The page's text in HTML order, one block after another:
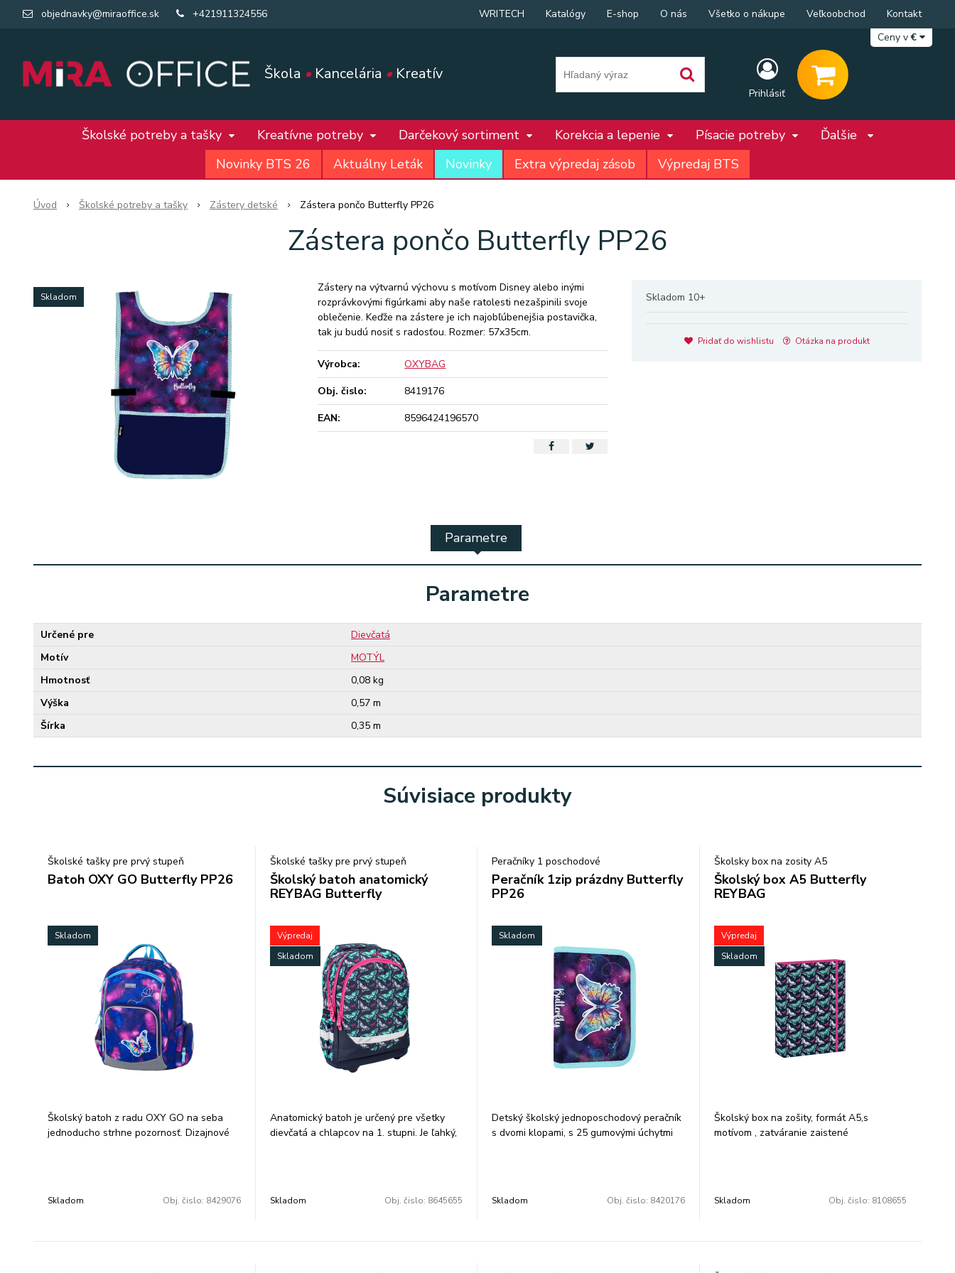
Škola •Kancelária •Kreatív
objednavky@miraoffice.sk +421911324556
Prihlásiť
WRITECH Katalógy E-shop O nás Všetko o nákupe Veľkoobchod
Kontakt
Ceny v€
Školské potreby a tašky Kreatívne potreby Darčekový sortiment Korekcia a lepenie Písacie potreby
Ďalšie
Novinky BTS 26
Aktuálny Leták Novinky Extra výpredaj zásob Výpredaj BTS
Úvod Školské potreby a tašky Zástery detské Zástera pončo Butterfly PP26
Zástera pončo Butterfly PP26
Skladom Skladom 10+
Pridať do wishlistu Otázka na produkt
Zástery na výtvarnú výchovu s motívom Disney alebo inými
rozprávkovými figúrkami aby naše ratolesti nezašpinili svoje
oblečenie. Keďže na zástere je ich najobľúbenejšia postavička,
tak ju budú nosiť s radosťou. Rozmer: 57x35cm.
Výrobca:
OXYBAG
Obj. čislo:
8419176
EAN:
8596424196570
Parametre
Parametre
Určené pre
Dievčatá
Motív
MOTÝL
Hmotnosť
0,08 kg
Výška
0,57 m
Šírka
0,35 m
Súvisiace produkty
Školské tašky pre prvý stupeň
Batoh OXY GO Butterfly PP26
Skladom
Školský batoh z radu OXY GO na seba
jednoducho strhne pozornosť. Dizajnové
najlepším kamošom každého školáka.
Skladom Obj. čislo: 8429076
Školské tašky pre prvý stupeň
Školský batoh anatomický
REYBAG Butterfly
Výpredaj
Skladom
Anatomický batoh je určený pre všetky
dievčatá a chlapcov na 1. stupni. Je ľahký,
držanie tela. Mäkké ramenné popruhy
Skladom Obj. čislo: 8645655
Peračníky 1 poschodové
Peračník 1zip prázdny Butterfly
PP26
Skladom
Detský školský jednoposchodový peračník
s dvomi klopami, s 25 gumovými úchytmi
Skladom Obj. čislo: 8420176
Školsky box na zosity A5
Školský box A5 Butterfly
REYBAG
Výpredaj
Skladom
Školský box na zošity, formát A5,s
motívom , zatváranie zaistené
Skladom Obj. čislo: 8108655